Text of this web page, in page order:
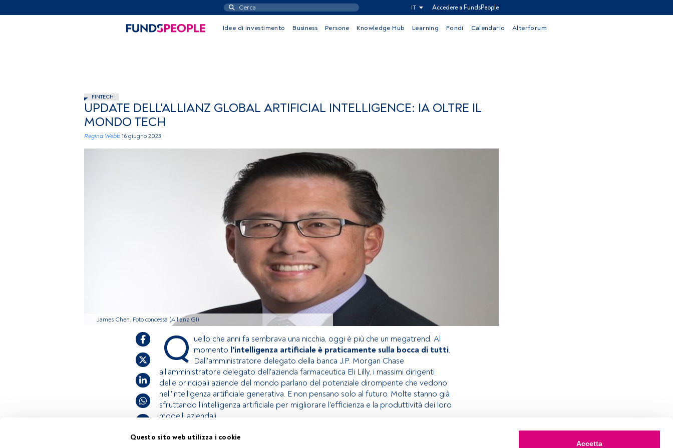
Questo sito web utilizza i cookie
Accetta
IT Accedere a FundsPeople
Idee di investimento Business Persone Knowledge Hub Learning Fondi Calendario Alterforum
FINTECH
UPDATE DELL'ALLIANZ GLOBAL ARTIFICIAL INTELLIGENCE: IA OLTRE IL
MONDO TECH
Regina Webb 16 giugno 2023
James Chen. Foto concessa (Allianz GI)
Q uello che anni fa sembrava una nicchia, oggi è più che un megatrend. Al
momento l'intelligenza artificiale è praticamente sulla bocca di tutti.
Dall'amministratore delegato della banca J.P. Morgan Chase
all'amministratore delegato dell'azienda farmaceutica Eli Lilly, i massimi dirigenti
delle principali aziende del mondo parlano del potenziale dirompente che vedono
nell'intelligenza artificiale generativa. E non pensano solo al futuro. Molte stanno già
sfruttando l'intelligenza artificiale per migliorare l'efficienza e la produttività dei loro
modelli aziendali.